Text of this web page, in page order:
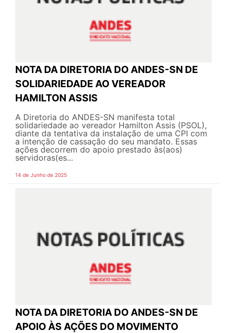
NOTA DA DIRETORIA DO ANDES-SN DE
SOLIDARIEDADE AO VEREADOR
HAMILTON ASSIS
A Diretoria do ANDES-SN manifesta total
solidariedade ao vereador Hamilton Assis (PSOL),
diante da tentativa da instalação de uma CPI com
a intenção de cassação do seu mandato. Essas
ações decorrem do apoio prestado às(aos)
servidoras(es...
14 de Junho de 2025
NOTA DA DIRETORIA DO ANDES-SN DE
APOIO ÀS AÇÕES DO MOVIMENTO